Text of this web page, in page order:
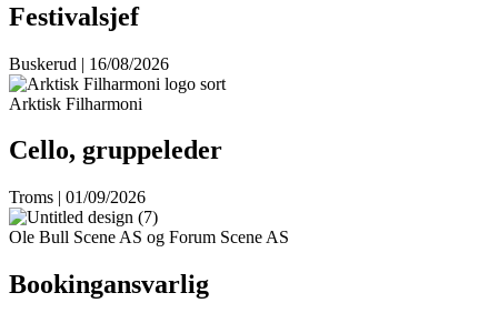
Festivalsjef
Buskerud | 16/08/2026
Arktisk Filharmoni
Cello, gruppeleder
Troms | 01/09/2026
Ole Bull Scene AS og Forum Scene AS
Bookingansvarlig